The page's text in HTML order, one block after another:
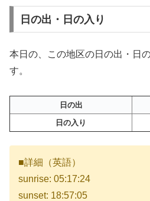
日の出・日の入り
本日の、この地区の日の出・日
す。
日の出
日の入り
■詳細（英語）
sunrise: 05:17:24
sunset: 18:57:05